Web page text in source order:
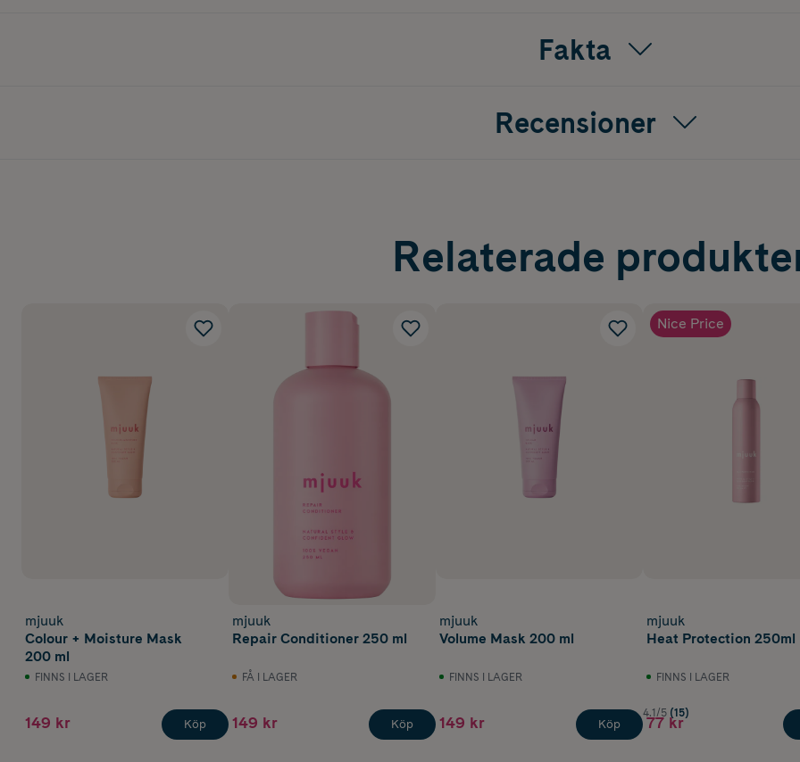
Fakta
Recensioner
Relaterade
mjuuk
Colour + Moisture Mask
200 ml
FINNS I LAGER
149 kr Köp
mjuuk
Repair Conditioner 250 ml
FÅ I LAGER
149 kr Köp
mjuuk
Volume Mask 200 ml
FINNS I LAGER
149 kr Köp
Nice Price
mjuuk
Heat Protection 250ml
FINNS I LAGER
4.1/5 (15)
77 kr